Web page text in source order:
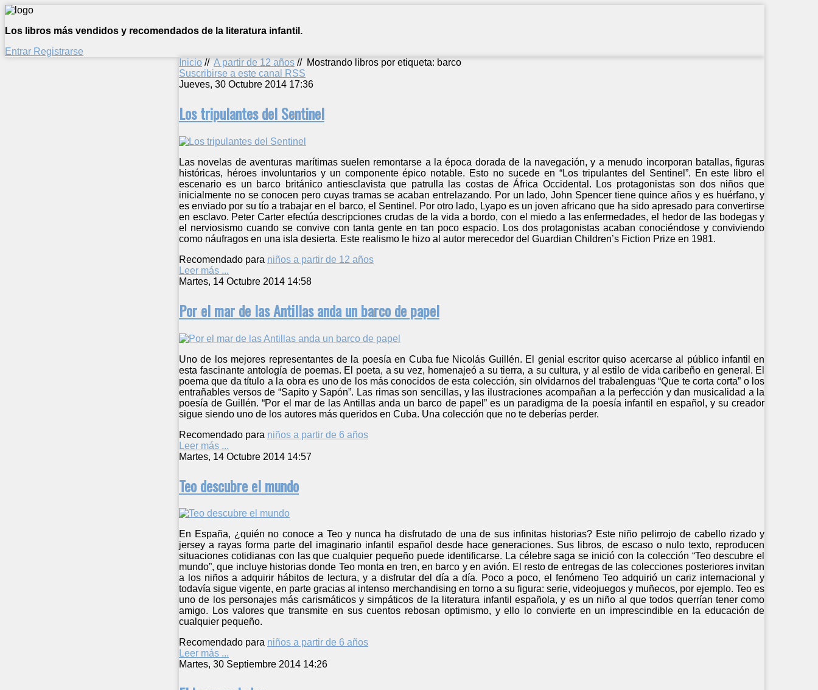
Los libros más vendidos y recomendados de la literatura infantil.
Entrar Registrarse
Inicio // A partir de 12 años // Mostrando libros por etiqueta: barco
Suscribirse a este canal RSS
Jueves, 30 Octubre 2014 17:36
Los tripulantes del Sentinel
Las novelas de aventuras marítimas suelen remontarse a la época dorada de la navegación, y a menudo incorporan batallas, figuras
históricas, héroes involuntarios y un componente épico notable. Esto no sucede en “Los tripulantes del Sentinel”. En este libro el
escenario es un barco británico antiesclavista que patrulla las costas de África Occidental. Los protagonistas son dos niños que
inicialmente no se conocen pero cuyas tramas se acaban entrelazando. Por un lado, John Spencer tiene quince años y es huérfano, y
es enviado por su tío a trabajar en el barco, el Sentinel. Por otro lado, Lyapo es un joven africano que ha sido apresado para convertirse
en esclavo. Peter Carter efectúa descripciones crudas de la vida a bordo, con el miedo a las enfermedades, el hedor de las bodegas y
el nerviosismo cuando se convive con tanta gente en tan poco espacio. Los dos protagonistas acaban conociéndose y conviviendo
como náufragos en una isla desierta. Este realismo le hizo al autor merecedor del Guardian Children’s Fiction Prize en 1981.
Recomendado para niños a partir de 12 años
Leer más ...
Martes, 14 Octubre 2014 14:58
Por el mar de las Antillas anda un barco de papel
Uno de los mejores representantes de la poesía en Cuba fue Nicolás Guillén. El genial escritor quiso acercarse al público infantil en
esta fascinante antología de poemas. El poeta, a su vez, homenajeó a su tierra, a su cultura, y al estilo de vida caribeño en general. El
poema que da título a la obra es uno de los más conocidos de esta colección, sin olvidarnos del trabalenguas “Que te corta corta” o los
entrañables versos de “Sapito y Sapón”. Las rimas son sencillas, y las ilustraciones acompañan a la perfección y dan musicalidad a la
poesía de Guillén. “Por el mar de las Antillas anda un barco de papel” es un paradigma de la poesía infantil en español, y su creador
sigue siendo uno de los autores más queridos en Cuba. Una colección que no te deberías perder.
Recomendado para niños a partir de 6 años
Leer más ...
Martes, 14 Octubre 2014 14:57
Teo descubre el mundo
En España, ¿quién no conoce a Teo y nunca ha disfrutado de una de sus infinitas historias? Este niño pelirrojo de cabello rizado y
jersey a rayas forma parte del imaginario infantil español desde hace generaciones. Sus libros, de escaso o nulo texto, reproducen
situaciones cotidianas con las que cualquier pequeño puede identificarse. La célebre saga se inició con la colección “Teo descubre el
mundo”, que incluye historias donde Teo monta en tren, en barco y en avión. El resto de entregas de las colecciones posteriores invitan
a los niños a adquirir hábitos de lectura, y a disfrutar del día a día. Poco a poco, el fenómeno Teo adquirió un cariz internacional y
todavía sigue vigente, en parte gracias al intenso merchandising en torno a su figura: serie, videojuegos y muñecos, por ejemplo. Teo es
uno de los personajes más carismáticos y simpáticos de la literatura infantil española, y es un niño al que todos querrían tener como
amigo. Los valores que transmite en sus cuentos rebosan optimismo, y ello lo convierte en un imprescindible en la educación de
cualquier pequeño.
Recomendado para niños a partir de 6 años
Leer más ...
Martes, 30 Septiembre 2014 14:26